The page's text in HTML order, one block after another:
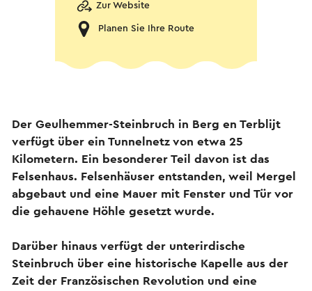
Zur Website
Planen Sie Ihre Route
Der Geulhemmer-Steinbruch in Berg en Terblijt
verfügt über ein Tunnelnetz von etwa 25
Kilometern. Ein besonderer Teil davon ist das
Felsenhaus. Felsenhäuser entstanden, weil Mergel
abgebaut und eine Mauer mit Fenster und Tür vor
die gehauene Höhle gesetzt wurde.
Darüber hinaus verfügt der unterirdische
Steinbruch über eine historische Kapelle aus der
Zeit der Französischen Revolution und eine